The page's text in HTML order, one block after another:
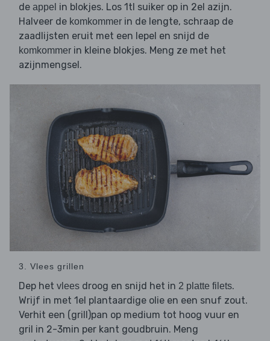
de appel in blokjes. Los 1tl suiker op in 2el azijn.
Halveer de komkommer in de lengte, schraap de
zaadlijsten eruit met een lepel en snijd de
komkommer in kleine blokjes. Meng ze met het
azijnmengsel.
3. Vlees grillen
Dep het vlees droog en snijd het in 2 platte filets.
Wrijf in met 1el plantaardige olie en een snuf zout.
Verhit een (grill)pan op medium tot hoog vuur en
gril in 2-3min per kant goudbruin. Meng